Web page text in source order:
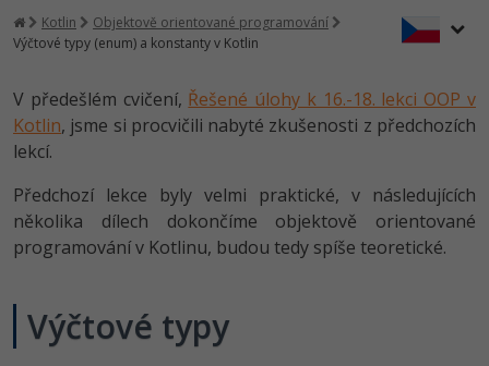
Workshopy zdarma
Datová analýza v praxi
Školení
Základy programování
Umělá inteligence
SQL a databáze
C# .NET
Java
JavaScript
Kurzy IT profesí
Junior programátor
Programátor WWW aplikací
Front-end developer
Vývojář mobilních aplikací
Specialista na AI a bigdata
Jak začít?
C#.NET -80%
-80%
JavaScript
Kotlin
Objektově orientované programování
Výčtové typy (enum) a konstanty v Kotlin
V předešlém cvičení, Řešené úlohy k 16.-18. lekci OOP v
Kotlin, jsme si procvičili nabyté zkušenosti z předchozích
lekcí.
Předchozí lekce byly velmi praktické, v následujících
několika dílech dokončíme objektově orientované
programování v Kotlinu, budou tedy spíše teoretické.
Výčtové typy